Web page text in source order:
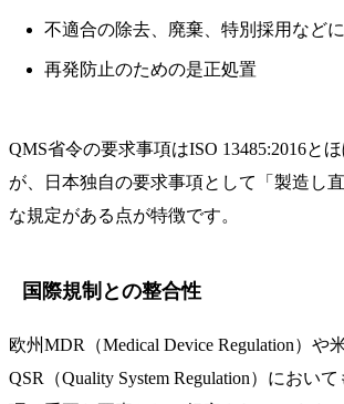
不適合の除去、廃棄、特別採用など
再発防止のための是正処置
QMS省令の要求事項はISO 13485:2016と
が、日本独自の要求事項として「製造し
な規定がある点が特徴です。
国際規制との整合性
欧州MDR（Medical Device Regulation）や
QSR（Quality System Regulation）におい